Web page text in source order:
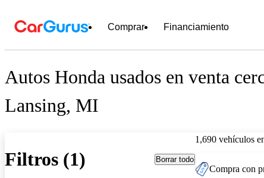
Comprar Financiamiento
Autos Honda usados en venta
Lansing, MI
Filtros (1) Borrar todo
1,690 vehículos
Compra con